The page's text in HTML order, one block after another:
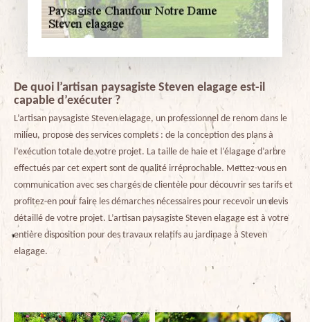
De quoi l’artisan paysagiste Steven elagage est-il
capable d’exécuter ?
L’artisan paysagiste Steven elagage, un professionnel de renom dans le
milieu, propose des services complets : de la conception des plans à
l’exécution totale de votre projet. La taille de haie et l’élagage d’arbre
effectués par cet expert sont de qualité irréprochable. Mettez-vous en
communication avec ses chargés de clientèle pour découvrir ses tarifs et
profitez-en pour faire les démarches nécessaires pour recevoir un devis
détaillé de votre projet. L’artisan paysagiste Steven elagage est à votre
entière disposition pour des travaux relatifs au jardinage à Steven
elagage.